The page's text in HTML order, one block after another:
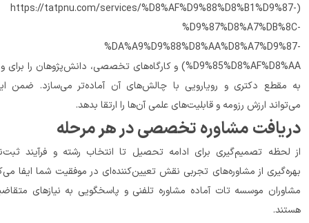
(https://tatpnu.com/services/
مشاوره تخصصی در هر مرحله
از لحظه تصمیم‌گیری برای ادامه تحصیل تا انتخاب رشته و فرآیند ثبت‌نام،
بهره‌گیری از مشاوره‌های تجربی نقش تعیین‌کننده‌ای در موفقیت شما ایفا می‌کند.
مشاوران موسسه تات آماده مشاوره تلفنی و پاسخگویی به نیازهای متقاضیان